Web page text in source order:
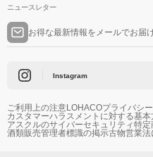
ニュースレター
お得な最新情報をメールでお届
Instagram
ご利用上の注意LOHACOプライバシ
カスタマーハラスメントに対する基本
アスクルのサイバーセキュリティ特定
酒類販売管理者標識の掲示古物営業